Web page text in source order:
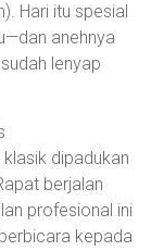
Hari itu spesial
anehnya
lenyap
dipadukan
berjalan
profesional ini
kepada